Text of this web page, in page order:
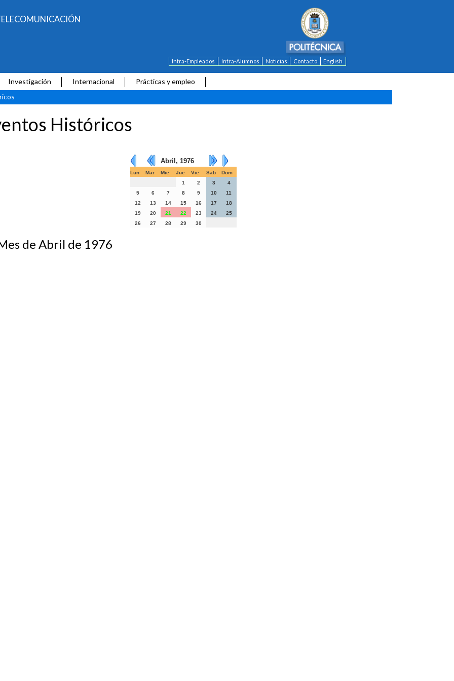
Intra-Empleados Intra-Alumnos Noticias Contacto English
Investigación Internacional
Prácticas y empleo
Históricos
Abril, 1976
Lun Mar Mie Jue Vie Sab
Dom
1
2 3
4
5
6 7 8 9 10
11
12
13 14 15 16 17
18
19
20 21 22 23 24
25
26
27 28 29 30
de Abril de 1976